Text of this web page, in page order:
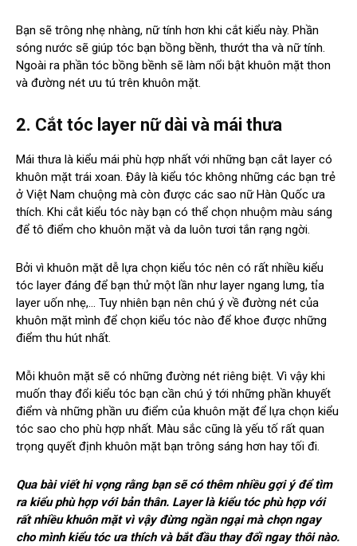
Bạn sẽ trông nhẹ nhàng, nữ tính hơn khi cắt kiểu này. Phần
sóng nước sẽ giúp tóc bạn bồng bềnh, thướt tha và nữ tính.
Ngoài ra phần tóc bồng bềnh sẽ làm nổi bật khuôn mặt thon
và đường nét ưu tú trên khuôn mặt.
2. Cắt tóc layer nữ dài và mái thưa
Mái thưa là kiểu mái phù hợp nhất với những bạn cắt layer có
khuôn mặt trái xoan. Đây là kiểu tóc không những các bạn trẻ
ở Việt Nam chuộng mà còn được các sao nữ Hàn Quốc ưa
thích. Khi cắt kiểu tóc này bạn có thể chọn nhuộm màu sáng
để tô điểm cho khuôn mặt và da luôn tươi tắn rạng ngời.
Bởi vì khuôn mặt dễ lựa chọn kiểu tóc nên có rất nhiều kiểu
tóc layer đáng để bạn thử một lần như layer ngang lưng, tỉa
layer uốn nhẹ,… Tuy nhiên bạn nên chú ý về đường nét của
khuôn mặt mình để chọn kiểu tóc nào để khoe được những
điểm thu hút nhất.
Mỗi khuôn mặt sẽ có những đường nét riêng biệt. Vì vậy khi
muốn thay đổi kiểu tóc bạn cần chú ý tới những phần khuyết
điểm và những phần ưu điểm của khuôn mặt để lựa chọn kiểu
tóc sao cho phù hợp nhất. Màu sắc cũng là yếu tố rất quan
trọng quyết định khuôn mặt bạn trông sáng hơn hay tối đi.
Qua bài viết hi vọng rằng bạn sẽ có thêm nhiều gợi ý để tìm
ra kiểu phù hợp với bản thân. Layer là kiểu tóc phù hợp với
rất nhiều khuôn mặt vì vậy đừng ngần ngại mà chọn ngay
cho mình kiểu tóc ưa thích và bắt đầu thay đổi ngay thôi nào.